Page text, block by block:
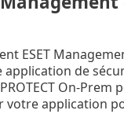
ESET
de
On-
votre application